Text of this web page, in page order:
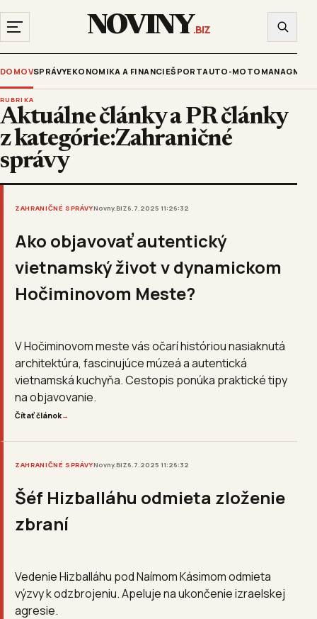
NOVINY.BIZ
DOMOVSPRÁVYEKONOMIKA A FINANCIEŠPORTAUTO-MOTO
RUBRIKA
Aktuálne články a PR články
z kategórie:Zahraničné
správy
ZAHRANIČNÉ SPRÁVYNovny.BIZ6.7.2025 11:26:32
Ako objavovať autentický
vietnamský život v dynamickom
Hočiminovom Meste?
V Hočiminovom meste vás očarí históriou nasiaknutá
architektúra, fascinujúce múzeá a autentická
vietnamská kuchyňa. Cestopis ponúka praktické tipy
na objavovanie.
Čítať článok→
ZAHRANIČNÉ SPRÁVYNovny.BIZ6.7.2025 11:26:32
Šéf Hizballáhu odmieta zloženie
zbraní
Vedenie Hizballáhu pod Naímom Kásimom odmieta
výzvy k odzbrojeniu. Apeluje na ukončenie izraelskej
agresie.